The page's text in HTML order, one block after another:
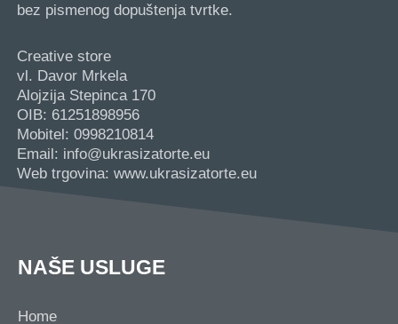
bez pismenog dopuštenja tvrtke.
Creative store
vl. Davor Mrkela
Alojzija Stepinca 170
OIB: 61251898956
Mobitel: 0998210814
Email: info@ukrasizatorte.eu
Web trgovina: www.ukrasizatorte.eu
NAŠE USLUGE
Home